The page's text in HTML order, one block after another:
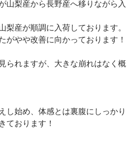
山梨産から長野産へ移りながら入
梨産が順調に入荷しております。
がやや改善に向かっております！
られますが、大きな崩れはなく概
し始め、体感とは裏腹にしっかり
ております！